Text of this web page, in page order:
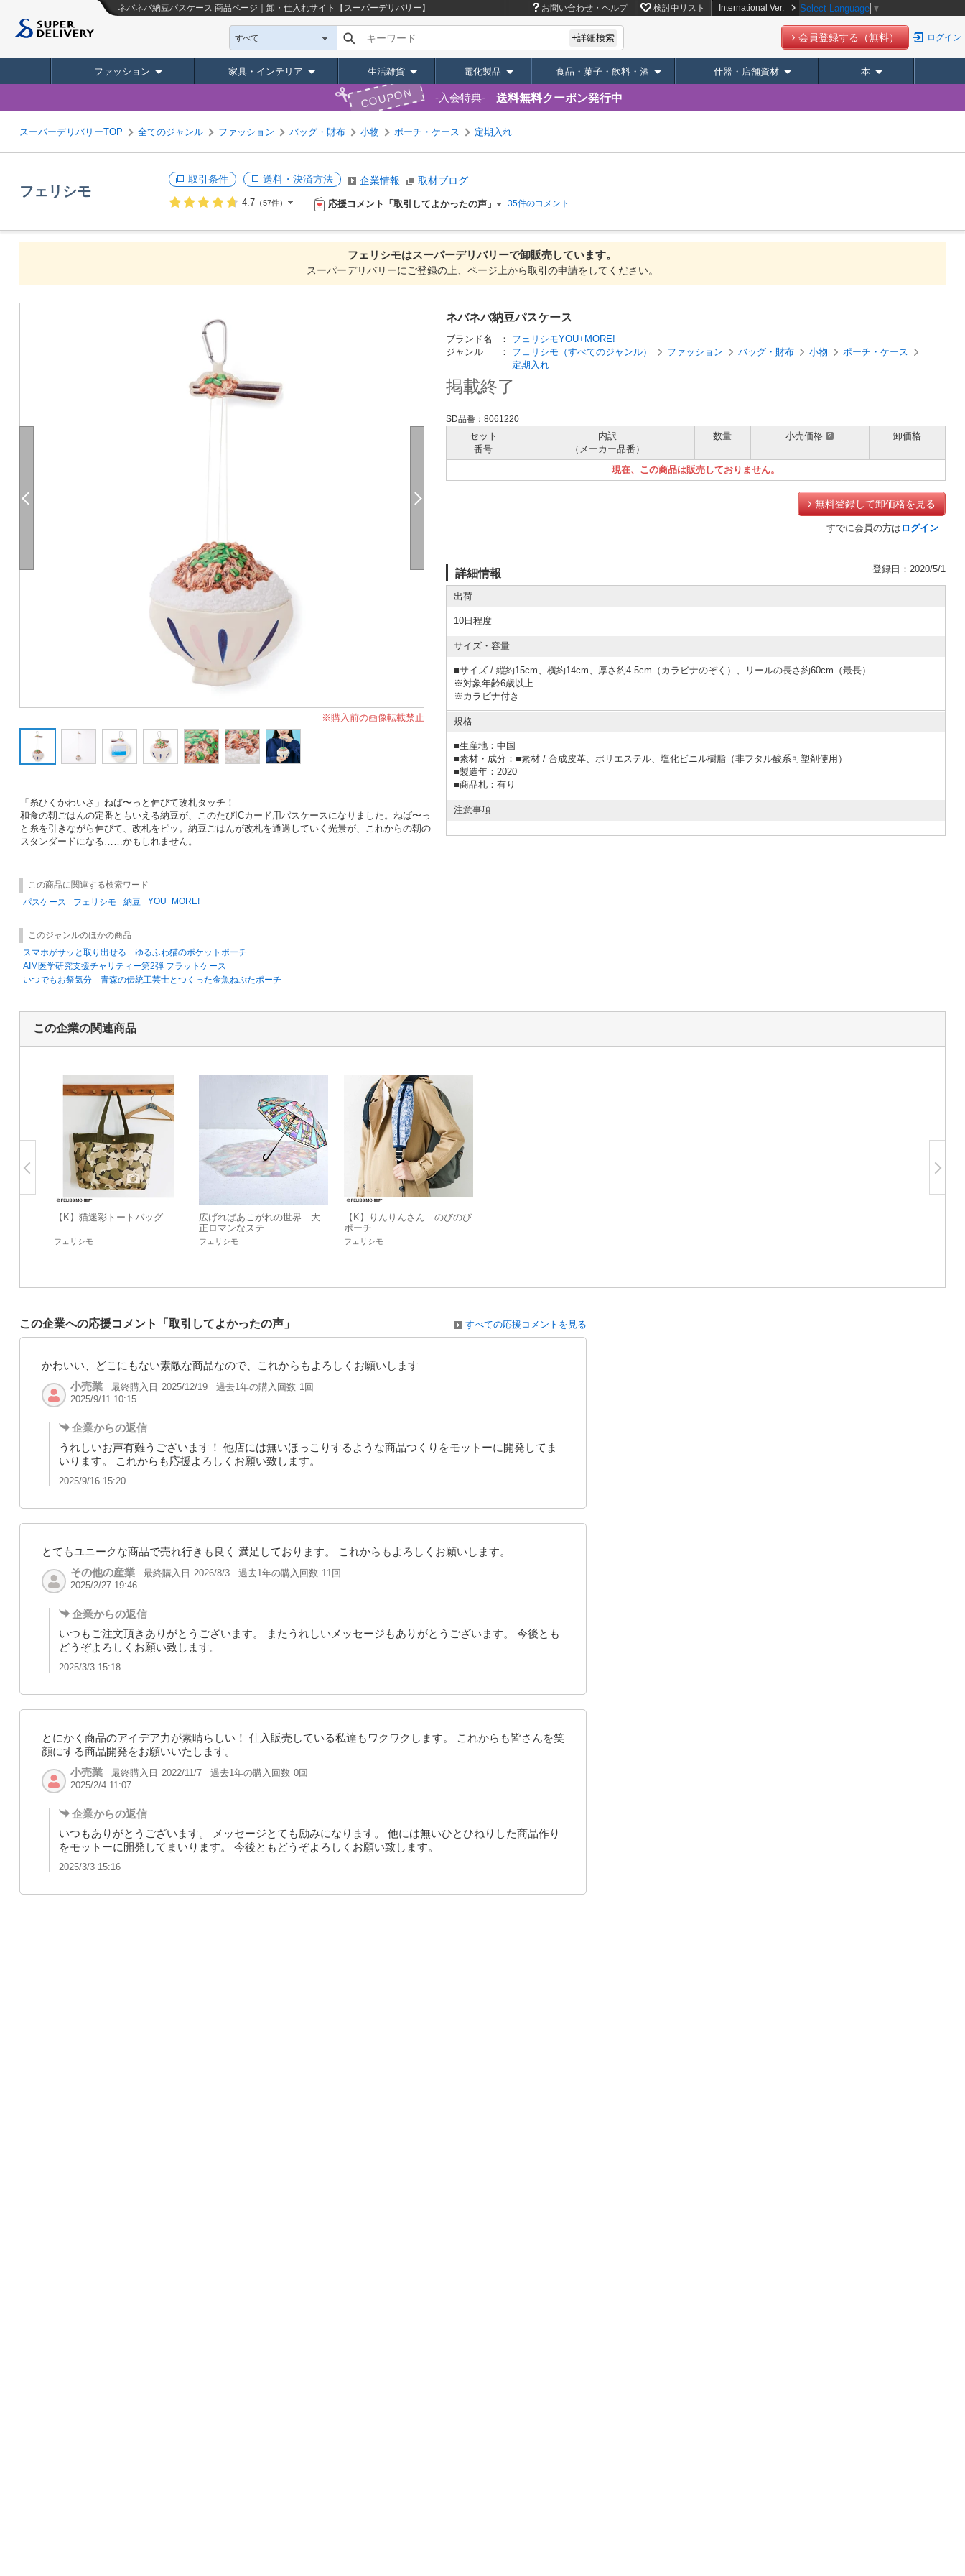
ネバネバ納豆パスケース 商品ページ｜卸・仕入れサイト【スーパーデリバリー】 お問い合わせ・ヘルプ 検討中リスト International Ver. Select Language ▼
すべて キーワード +詳細検索 会員登録する（無料） ログイン
ファッション 家具・インテリア 生活雑貨 電化製品 食品・菓子・飲料・酒 什器・店舗資材 本
COUPON 入会特典 送料無料クーポン発行中
スーパーデリバリーTOP 全てのジャンル ファッション バッグ・財布 小物 ポーチ・ケース 定期入れ
フェリシモ
取引条件 送料・決済方法 企業情報 取材ブログ
4.7 （57件） 応援コメント「取引してよかったの声」 35件のコメント
フェリシモはスーパーデリバリーで卸販売しています。
スーパーデリバリーにご登録の上、ページ上から取引の申請をしてください。
※購入前の画像転載禁止
「糸ひくかわいさ」ねば〜っと伸びて改札タッチ！
和食の朝ごはんの定番ともいえる納豆が、このたびICカード用パスケースになりました。ねば〜っ
と糸を引きながら伸びて、改札をピッ。納豆ごはんが改札を通過していく光景が、これからの朝の
スタンダードになる……かもしれません。
ネバネバ納豆パスケース
ブランド名 ：
フェリシモYOU+MORE!
ジャンル
： フェリシモ（すべてのジャンル） ファッション バッグ・財布 小物
ポーチ・ケース
定期入れ
掲載終了
SD品番：8061220
セット
番号
内訳
（メーカー品番）
数量 小売価格 卸価格
現在、この商品は販売しておりません。
無料登録して卸価格を見る
すでに会員の方は ログイン
詳細情報 登録日：2020/5/1
出荷
10日程度
サイズ・容量
■サイズ / 縦約15cm、横約14cm、厚さ約4.5cm（カラビナのぞく）、リールの長さ約60cm（最長）
※対象年齢6歳以上
※カラビナ付き
規格
■生産地：中国
■素材・成分：■素材 / 合成皮革、ポリエステル、塩化ビニル樹脂（非フタル酸系可塑剤使用）
■製造年：2020
■商品札：有り
注意事項
この商品に関連する検索ワード
パスケース
フェリシモ 納豆 YOU+MORE!
このジャンルのほかの商品
スマホがサッと取り出せる ゆるふわ猫のポケットポーチ
AIM医学研究支援チャリティー第2弾 フラットケース
いつでもお祭気分 青森の伝統工芸士とつくった金魚ねぷたポーチ
この企業の関連商品
【K】猫迷彩トートバッグ
フェリシモ
広げればあこがれの世界 大
正ロマンなステ...
フェリシモ
【K】りんりんさん のびのび
ポーチ
フェリシモ
この企業への応援コメント「取引してよかったの声」 すべての応援コメントを見る
かわいい、どこにもない素敵な商品なので、これからもよろしくお願いします
小売業
最終購入日 2025/12/19 過去1年の購入回数 1回
2025/9/11 10:15
企業からの返信
うれしいお声有難うございます！ 他店には無いほっこりするような商品つくりをモットーに開発してま
いります。 これからも応援よろしくお願い致します。
2025/9/16 15:20
とてもユニークな商品で売れ行きも良く 満足しております。 これからもよろしくお願いします。
その他の産業
最終購入日 2026/8/3 過去1年の購入回数 11回
2025/2/27 19:46
企業からの返信
いつもご注文頂きありがとうございます。 またうれしいメッセージもありがとうございます。 今後とも
どうぞよろしくお願い致します。
2025/3/3 15:18
とにかく商品のアイデア力が素晴らしい！ 仕入販売している私達もワクワクします。 これからも皆さんを笑
顔にする商品開発をお願いいたします。
小売業
最終購入日 2022/11/7 過去1年の購入回数 0回
2025/2/4 11:07
企業からの返信
いつもありがとうございます。 メッセージとても励みになります。 他には無いひとひねりした商品作り
をモットーに開発してまいります。 今後ともどうぞよろしくお願い致します。
2025/3/3 15:16